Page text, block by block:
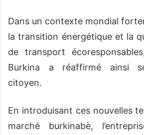
Dans un contexte mondial
la transition énergétique et la
de transport
Burkina a réaffirmé ainsi
citoyen.
En introduisant ces nouvelles
marché burkinabè,